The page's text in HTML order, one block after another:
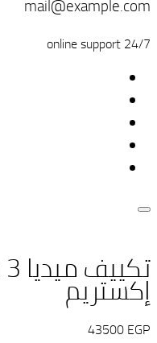
mail@example.com
24/7 online support
إكستريم
43500EGP